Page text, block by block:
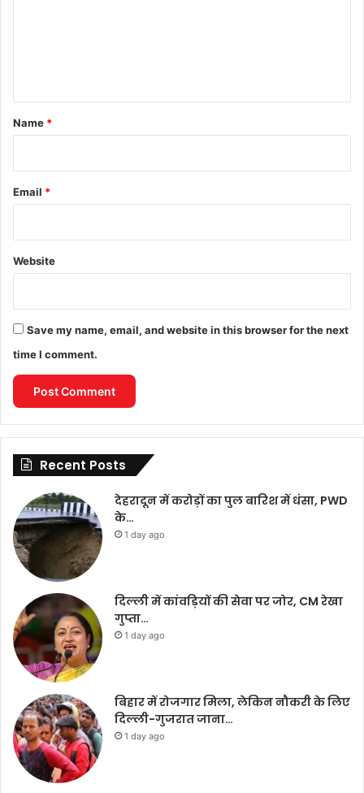
*
Name *
Email *
Website
Save my name, email, and website in this browser for the next
time I comment.
Recent Posts
देहरादून में करोड़ों का पुल बारिश में धंसा, PWD
के…
1 day ago
दिल्ली में कांवड़ियों की सेवा पर जोर, CM रेखा
गुप्ता…
1 day ago
बिहार में रोजगार मिला, लेकिन नौकरी के लिए
दिल्ली-गुजरात जाना…
1 day ago